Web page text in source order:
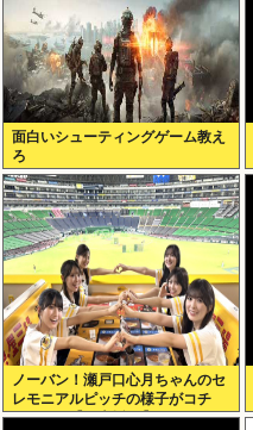
面白いシューティングゲーム教え
ろ
ノーバン！瀬戸口心月ちゃんのセ
レモニアルピッチの様子がコチ
ラ！！！【乃木坂46】